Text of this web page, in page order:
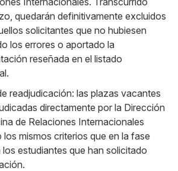
quedarán definitivamente excluidos
solicitantes que no hubiesen
los errores o aportado la
reseñada en el listado
readjudicación: las plazas vacantes
directamente por la Dirección
de Relaciones Internacionales
los mismos criterios que en la fase
los estudiantes que han solicitado